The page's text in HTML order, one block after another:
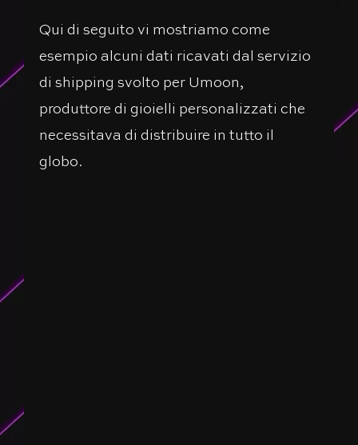
Qui di seguito vi mostriamo come
esempio alcuni dati ricavati dal servizio
di shipping svolto per Umoon,
produttore di gioielli personalizzati che
necessitava di distribuire in tutto il
globo.